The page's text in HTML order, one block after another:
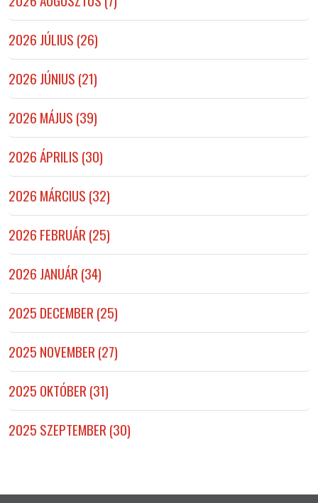
2026 JÚLIUS (26)
2026 JÚNIUS (21)
2026 MÁJUS (39)
2026 ÁPRILIS (30)
2026 MÁRCIUS (32)
2026 FEBRUÁR (25)
2026 JANUÁR (34)
2025 DECEMBER (25)
2025 NOVEMBER (27)
2025 OKTÓBER (31)
2025 SZEPTEMBER (30)